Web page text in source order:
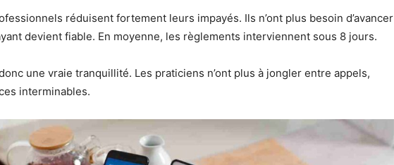
réduisent fortement leurs impayés. Ils n’ont plus besoin d’avancer
devient fiable. En moyenne, les règlements interviennent sous 8 jours.
une vraie tranquillité. Les praticiens n’ont plus à jongler entre appels,
interminables.